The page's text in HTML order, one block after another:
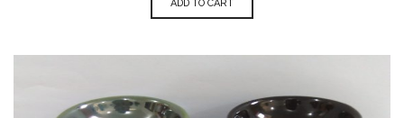
ADD TO CART